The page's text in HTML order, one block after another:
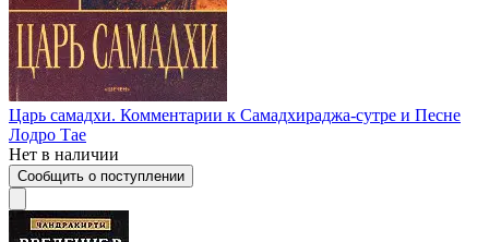
Царь самадхи. Комментарии к Самадхираджа-сутре и Песне
Лодро Тае
Нет в наличии
Сообщить о поступлении